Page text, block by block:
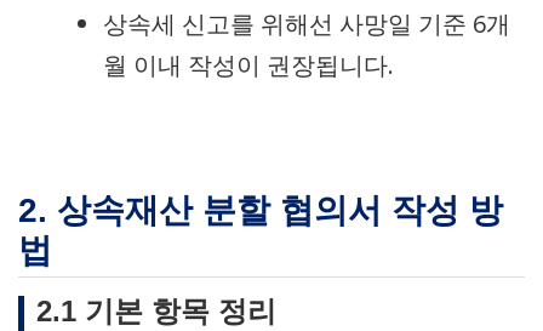
상속세 신고를 위해선 사망일 기준 6개
월 이내 작성이 권장됩니다.
2. 상속재산 분할 협의서 작성 방
법
2.1 기본 항목 정리